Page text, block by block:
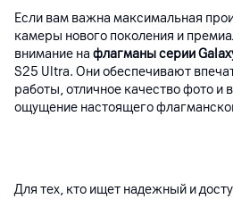
Если вам важна максимальная
камеры нового поколения и
внимание на флагманы серии
S25 Ultra. Они обеспечивают
работы, отличное качество фото и
ощущение настоящего
Для тех, кто ищет надежный и